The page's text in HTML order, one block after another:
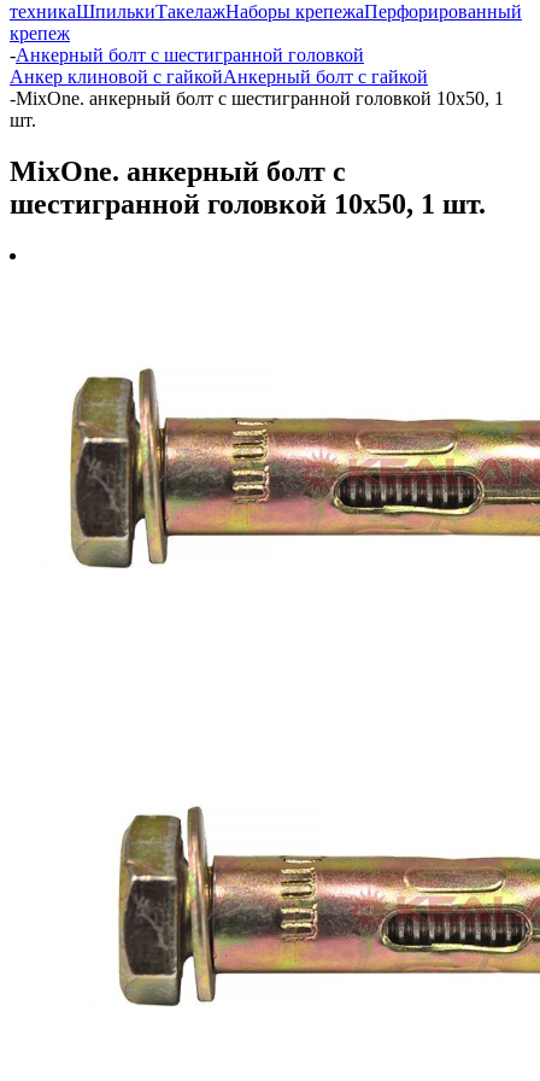
техникаШпилькиТакелажНаборы крепежаПерфорированный
крепеж
-Анкерный болт с шестигранной головкой
Анкер клиновой с гайкойАнкерный болт с гайкой
-MixOne. анкерный болт с шестигранной головкой 10х50, 1
шт.
MixOne. анкерный болт с
шестигранной головкой 10х50, 1 шт.